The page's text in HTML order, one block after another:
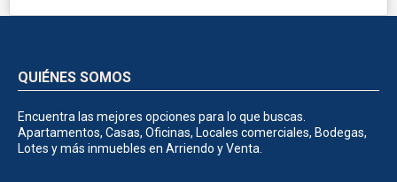
QUIÉNES SOMOS
Encuentra las mejores opciones para lo que buscas.
Apartamentos, Casas, Oficinas, Locales comerciales, Bodegas,
Lotes y más inmuebles en Arriendo y Venta.